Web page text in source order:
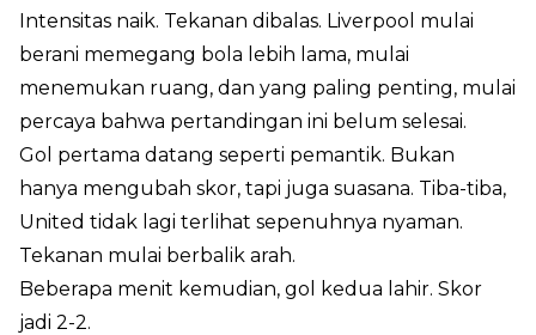
Intensitas naik. Tekanan dibalas. Liverpool mulai
berani memegang bola lebih lama, mulai
menemukan ruang, dan yang paling penting, mulai
percaya bahwa pertandingan ini belum selesai.
Gol pertama datang seperti pemantik. Bukan
hanya mengubah skor, tapi juga suasana. Tiba-tiba,
United tidak lagi terlihat sepenuhnya nyaman.
Tekanan mulai berbalik arah.
Beberapa menit kemudian, gol kedua lahir. Skor
jadi 2-2.